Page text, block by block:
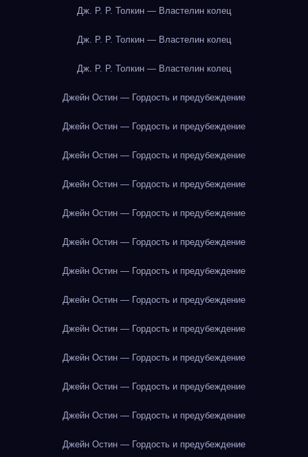
Дж. Р. Р. Толкин — Властелин колец
Дж. Р. Р. Толкин — Властелин колец
Дж. Р. Р. Толкин — Властелин колец
Джейн Остин — Гордость и предубеждение
Джейн Остин — Гордость и предубеждение
Джейн Остин — Гордость и предубеждение
Джейн Остин — Гордость и предубеждение
Джейн Остин — Гордость и предубеждение
Джейн Остин — Гордость и предубеждение
Джейн Остин — Гордость и предубеждение
Джейн Остин — Гордость и предубеждение
Джейн Остин — Гордость и предубеждение
Джейн Остин — Гордость и предубеждение
Джейн Остин — Гордость и предубеждение
Джейн Остин — Гордость и предубеждение
Джейн Остин — Гордость и предубеждение